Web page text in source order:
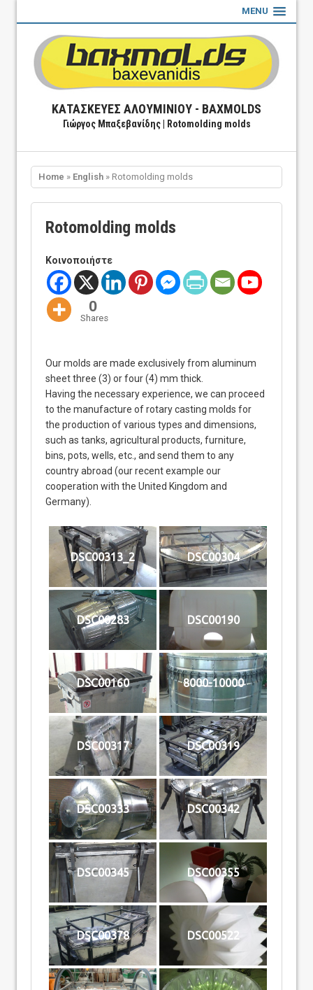
MENU
ΚΑΤΑΣΚΕΥΈΣ ΑΛΟΥΜΙΝΊΟΥ - BAXMOLDS
Γιώργος Μπαξεβανίδης | Rotomolding molds
Home » English » Rotomolding molds
Rotomolding molds
Κοινοποιήστε
0
Shares
Our molds are made exclusively from aluminum
sheet three (3) or four (4) mm thick.
Having the necessary experience, we can proceed
to the manufacture of rotary casting molds for
the production of various types and dimensions,
such as tanks, agricultural products, furniture,
bins, pots, wells, etc., and send them to any
country abroad (our recent example our
cooperation with the United Kingdom and
Germany).
DSC00313_2 DSC00304
DSC00283 DSC00190
DSC00160 8000-10000
DSC00317 DSC00319
DSC00333 DSC00342
DSC00345 DSC00355
DSC00378 DSC00522